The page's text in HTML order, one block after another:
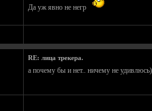
Да уж явно не негр
RE: лица трекера.
а почему бы и нет.. ничему не